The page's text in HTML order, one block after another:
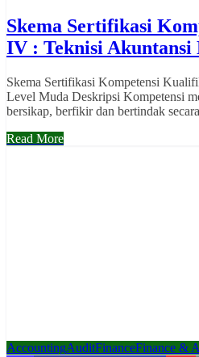
Skema Sertifikasi
IV : Teknisi Akuntansi
Skema Sertifikasi Kompetensi
Level Muda Deskripsi Kompetensi
bersikap, berfikir dan bertindak
Read More
AccountingAuditFinanceFinance &